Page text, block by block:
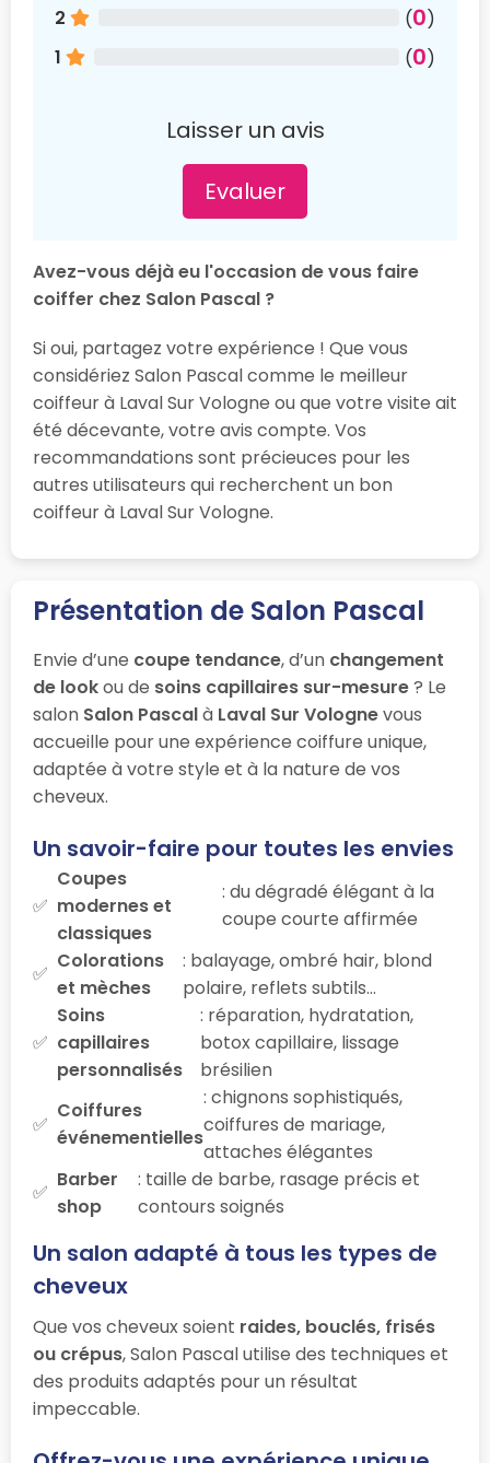
2
(0)
1
(0)
Laisser un avis
Evaluer
Avez-vous déjà eu l'occasion de vous faire
coiffer chez Salon Pascal ?
Si oui, partagez votre expérience ! Que vous
considériez Salon Pascal comme le meilleur
coiffeur à Laval Sur Vologne ou que votre visite ait
été décevante, votre avis compte. Vos
recommandations sont précieuces pour les
autres utilisateurs qui recherchent un bon
coiffeur à Laval Sur Vologne.
Présentation de Salon Pascal
Envie d’une coupe tendance, d’un changement
de lookou de soins capillaires sur-mesure? Le
salon Salon Pascalà Laval Sur Volognevous
accueille pour une expérience coiffure unique,
adaptée à votre style et à la nature de vos
cheveux.
Un savoir-faire pour toutes les envies
Coupes
modernes et
classiques
: du dégradé élégant à la
coupe courte affirmée
Colorations
et mèches
: balayage, ombré hair, blond
polaire, reflets subtils…
Soins
capillaires
personnalisés
: réparation, hydratation,
botox capillaire, lissage
brésilien
Coiffures
événementielles
: chignons sophistiqués,
coiffures de mariage,
attaches élégantes
Barber
shop
: taille de barbe, rasage précis et
contours soignés
Un salon adapté à tous les types de
cheveux
Que vos cheveux soient raides, bouclés, frisés
ou crépus, Salon Pascal utilise des techniques et
des produits adaptés pour un résultat
impeccable.